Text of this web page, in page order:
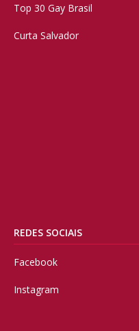
Top 30 Gay Brasil
Curta Salvador
REDES SOCIAIS
Facebook
Instagram